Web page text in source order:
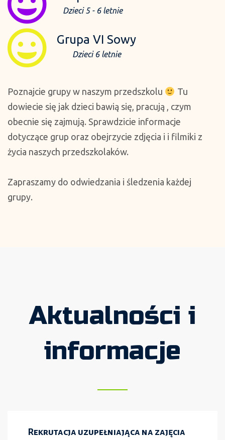
Dzieci 5 - 6 letnie
Grupa VI Sowy
Dzieci 6 letnie
Poznajcie grupy w naszym przedszkolu
Tu
dowiecie się jak dzieci bawią się, pracują , czym
obecnie się zajmują. Sprawdzicie informacje
dotyczące grup oraz obejrzycie zdjęcia i i filmiki z
życia naszych przedszkolaków.
Zapraszamy do odwiedzania i śledzenia każdej
grupy.
Aktualności i
informacje
Rekrutacja uzupełniająca na zajęcia